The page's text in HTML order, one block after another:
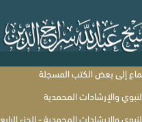
إلى بعض الكتب المسجلة
والإرشادات المحمدية
والإرشادات المحمدية - الجزء الرابع